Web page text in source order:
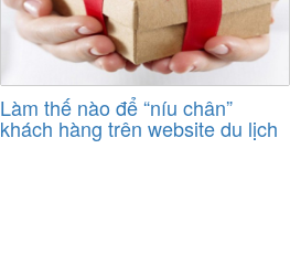
Làm thế nào để “níu chân”
khách hàng trên website du lịch